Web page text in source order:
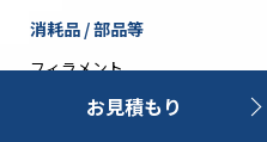
消耗品 / 部品等
フィラメント
お見積もり